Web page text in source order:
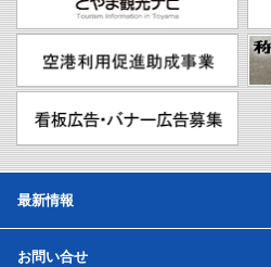
最新情報
お問い合せ